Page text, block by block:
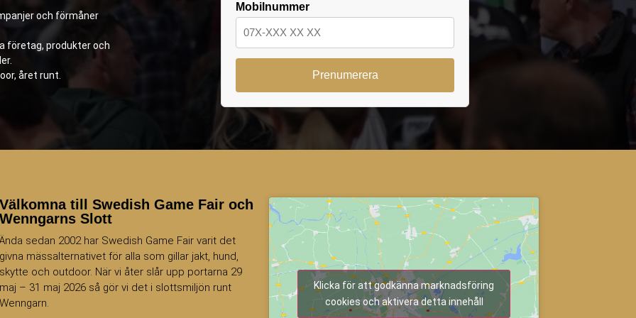
Mobilnummer
och förmåner
företag, produkter och
året runt.
Välkomna till Swedish Game Fair och
Wenngarns Slott
Ända sedan 2002 har Swedish Game Fair varit det
givna mässalternativet för alla som gillar jakt, hund,
skytte och outdoor. När vi åter slår upp portarna 29
maj – 31 maj 2026 så gör vi det i slottsmiljön runt
Wenngarn.
Klicka för att godkänna marknadsföring
cookies och aktivera detta innehåll